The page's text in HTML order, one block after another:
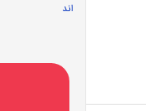
اند